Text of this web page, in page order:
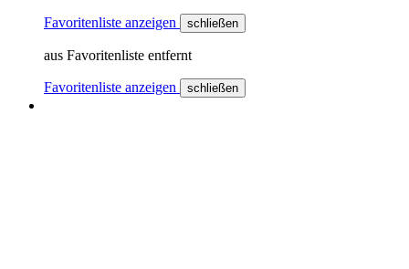
Favoritenliste anzeigen schließen
aus Favoritenliste entfernt
Favoritenliste anzeigen schließen